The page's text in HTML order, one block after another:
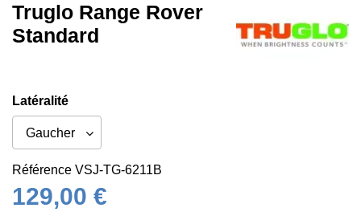
Truglo Range Rover
Standard
Latéralité
Référence VSJ-TG-6211B
129,00 €